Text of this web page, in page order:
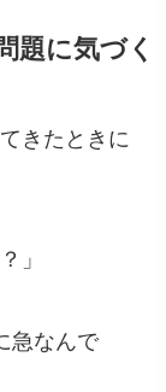
題に気づく
きたときに
」
急なんで